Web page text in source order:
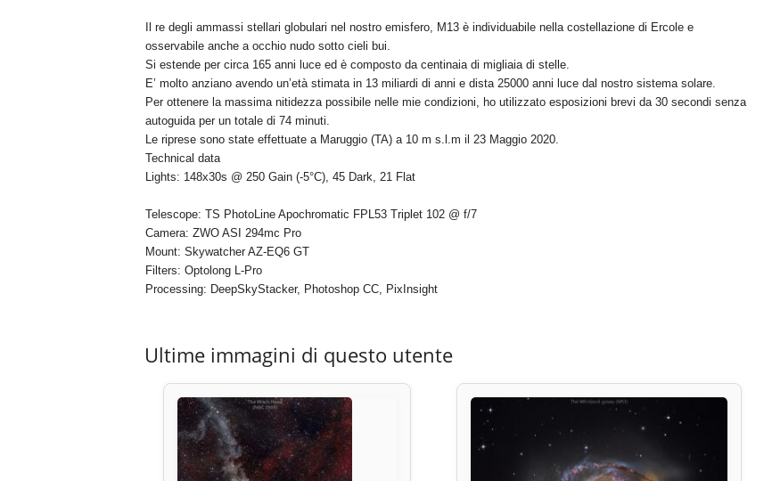
Il re degli ammassi stellari globulari nel nostro emisfero, M13 è individuabile nella costellazione di Ercole e
osservabile anche a occhio nudo sotto cieli bui.
Si estende per circa 165 anni luce ed è composto da centinaia di migliaia di stelle.
E’ molto anziano avendo un’età stimata in 13 miliardi di anni e dista 25000 anni luce dal nostro sistema solare.
Per ottenere la massima nitidezza possibile nelle mie condizioni, ho utilizzato esposizioni brevi da 30 secondi senza
autoguida per un totale di 74 minuti.
Le riprese sono state effettuate a Maruggio (TA) a 10 m s.l.m il 23 Maggio 2020.
Technical data
Lights: 148x30s @ 250 Gain (-5°C), 45 Dark, 21 Flat
Telescope: TS PhotoLine Apochromatic FPL53 Triplet 102 @ f/7
Camera: ZWO ASI 294mc Pro
Mount: Skywatcher AZ-EQ6 GT
Filters: Optolong L-Pro
Processing: DeepSkyStacker, Photoshop CC, PixInsight
Ultime immagini di questo utente